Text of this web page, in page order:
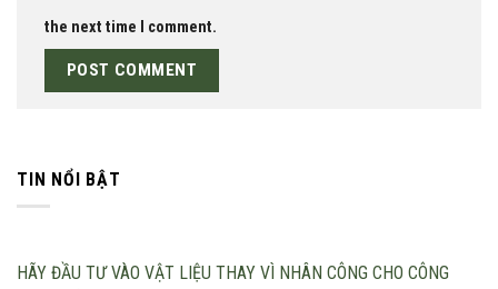
the next time I comment.
TIN NỔI BẬT
HÃY ĐẦU TƯ VÀO VẬT LIỆU THAY VÌ NHÂN CÔNG CHO CÔNG